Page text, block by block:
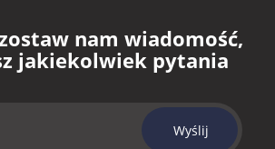
nam wiadomość,
jakiekolwiek pytania
Wyślij